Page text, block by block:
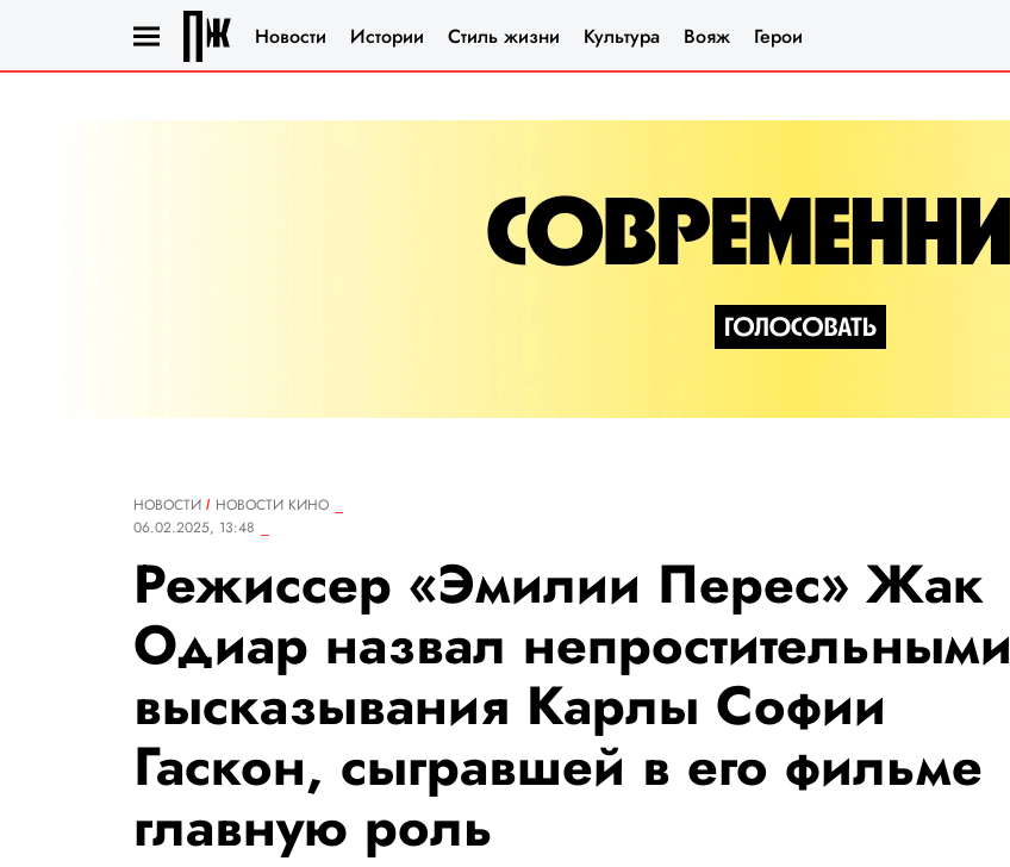
Новости Истории Стиль жизни Культура Вояж Герои
НОВОСТИ
НОВОСТИ КИНО
06.02.2025, 13:48
Режиссер «Эмилии Перес» Жак
Одиар назвал непростительными
высказывания Карлы Софии
Гаскон, сыгравшей в его фильме
главную роль